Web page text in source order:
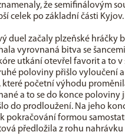
že semifinálovým
celek po základní části Kyjov.
duel začaly plzeňské hráčky
vyrovnaná bitva se
utkání otevřel favorit a to v
poloviny přišlo vyloučení
které početní výhodu
a to se do konce poloviny
do prodloužení. Na jeho
pokračování formou
předložila z rohu